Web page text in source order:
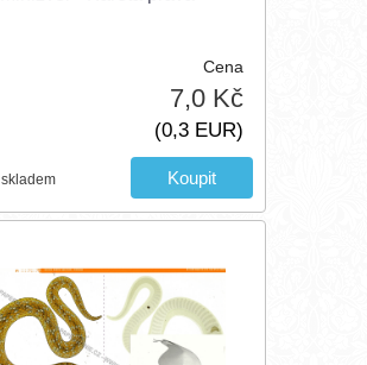
Cena
7,0 Kč
(0,3 EUR)
skladem